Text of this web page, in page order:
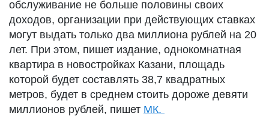
обслуживание не больше половины своих
доходов, организации при действующих ставках
могут выдать только два миллиона рублей на 20
лет. При этом, пишет издание, однокомнатная
квартира в новостройках Казани, площадь
которой будет составлять 38,7 квадратных
метров, будет в среднем стоить дороже девяти
миллионов рублей, пишет МК.